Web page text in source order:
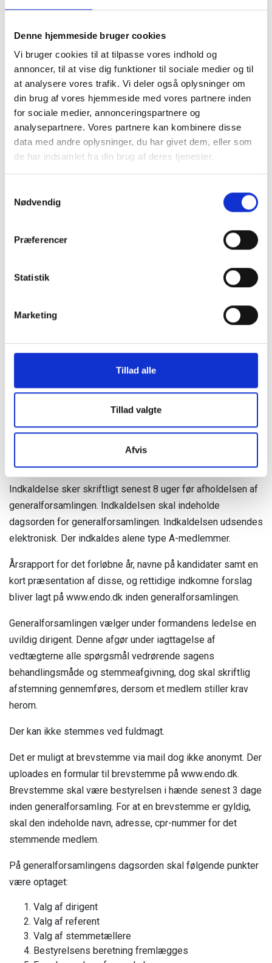
Denne hjemmeside bruger cookies
Vi bruger cookies til at tilpasse vores indhold og
annoncer, til at vise dig funktioner til sociale medier og til
at analysere vores trafik. Vi deler også oplysninger om
din brug af vores hjemmeside med vores partnere inden
for sociale medier, annonceringspartnere og
analysepartnere. Vores partnere kan kombinere disse
data med andre oplysninger, du har givet dem, eller som
de har indsamlet fra din brug af deres tjenester.
Nødvendig
Præferencer
Statistik
Marketing
Tillad alle
Tillad valgte
Afvis
kontaktoplysninger.
4a Honorar til forpersonen
Bestyrelsen kan ved simpelt flertal beslutte at yde honorar
til forpersonen efter skriftlig og begrundet indstilling fra et
bestyrelsesmedlem.
Forpersonen deltager ikke i behandlingen af punktet eller i
afstemningen om eget honorar.
Honoraret skal fastsættes med afsæt i tidsforbrug for
konkrete opgaver og ikke i ansvar, og kan højst udgøre
50.000 kr. pr. regnskabsår uanset antallet af opgaver.
5 Medlemskontingent
som findes på www.endo.dk.
Generalforsamlingen er foreningens øverste myndighed.
vedtægtsmæssigt er fastslået, ved simpel stemmeflerhed
blandt de fremmødte, træffe beslutning i alle de af
foreningens anliggender, der er opført på dagsordenen.
Ordinær generalforsamling holdes i hvert års 4. Kvartal.
Tid og sted fastsættes af bestyrelsen.
Generalforsamlingen kan holdes fysisk eller online, formen
meddeles i indkaldelsen.
Indkaldelse sker skriftligt senest 8 uger før afholdelsen af
generalforsamlingen. Indkaldelsen skal indeholde
dagsorden for generalforsamlingen. Indkaldelsen udsendes
elektronisk. Der indkaldes alene type A-medlemmer.
Årsrapport for det forløbne år, navne på kandidater samt en
kort præsentation af disse, og rettidige indkomne forslag
bliver lagt på www.endo.dk inden generalforsamlingen.
Generalforsamlingen vælger under formandens ledelse en
uvildig dirigent. Denne afgør under iagttagelse af
vedtægterne alle spørgsmål vedrørende sagens
behandlingsmåde og stemmeafgivning, dog skal skriftlig
afstemning gennemføres, dersom et medlem stiller krav
herom.
Der kan ikke stemmes ved fuldmagt.
Det er muligt at brevstemme via mail dog ikke anonymt. Der
uploades en formular til brevstemme på www.endo.dk.
Brevstemme skal være bestyrelsen i hænde senest 3 dage
inden generalforsamling. For at en brevstemme er gyldig,
skal den indeholde navn, adresse, cpr-nummer for det
stemmende medlem.
På generalforsamlingens dagsorden skal følgende punkter
være optaget:
Valg af dirigent
Valg af referent
Valg af stemmetællere
Bestyrelsens beretning fremlægges